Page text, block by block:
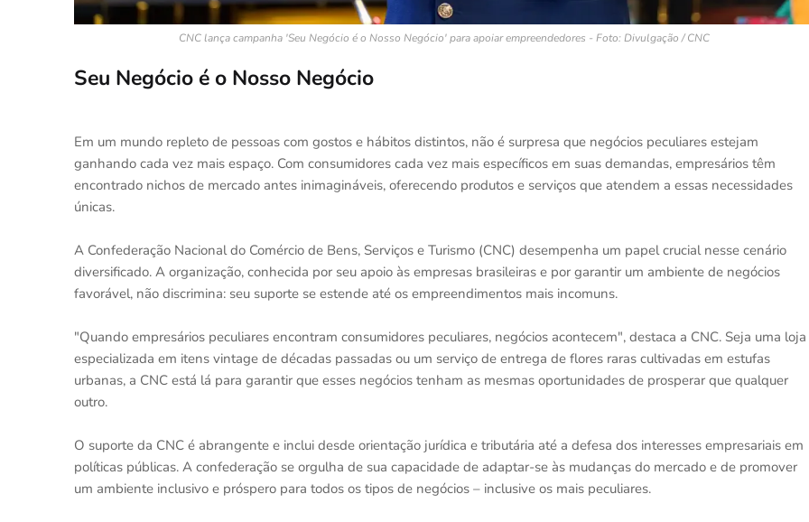
CNC lança campanha 'Seu Negócio é o Nosso Negócio' para apoiar empreendedores - Foto: Divulgação / CNC
Seu Negócio é o Nosso Negócio
Em um mundo repleto de pessoas com gostos e hábitos distintos, não é surpresa que negócios peculiares estejam
ganhando cada vez mais espaço. Com consumidores cada vez mais específicos em suas demandas, empresários têm
encontrado nichos de mercado antes inimagináveis, oferecendo produtos e serviços que atendem a essas necessidades
únicas.
A Confederação Nacional do Comércio de Bens, Serviços e Turismo (CNC) desempenha um papel crucial nesse cenário
diversificado. A organização, conhecida por seu apoio às empresas brasileiras e por garantir um ambiente de negócios
favorável, não discrimina: seu suporte se estende até os empreendimentos mais incomuns.
"Quando empresários peculiares encontram consumidores peculiares, negócios acontecem", destaca a CNC. Seja uma loja
especializada em itens vintage de décadas passadas ou um serviço de entrega de flores raras cultivadas em estufas
urbanas, a CNC está lá para garantir que esses negócios tenham as mesmas oportunidades de prosperar que qualquer
outro.
O suporte da CNC é abrangente e inclui desde orientação jurídica e tributária até a defesa dos interesses empresariais em
políticas públicas. A confederação se orgulha de sua capacidade de adaptar-se às mudanças do mercado e de promover
um ambiente inclusivo e próspero para todos os tipos de negócios – inclusive os mais peculiares.